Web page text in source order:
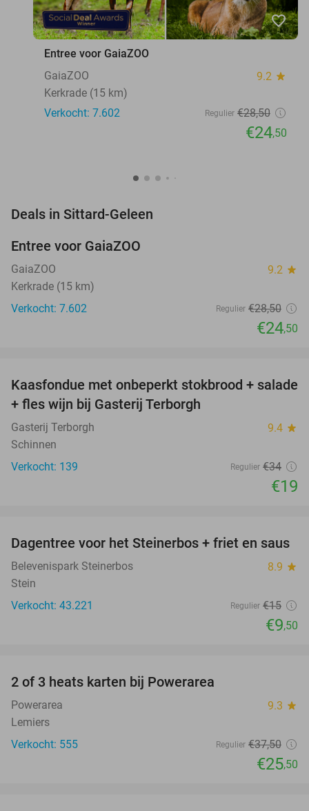
favorite_border
Entree voor GaiaZOO
GaiaZOO
9.2 star
Kerkrade (15 km)
Verkocht: 7.602
Regulier €28,50
€24,50
Deals in Sittard-Geleen
Entree voor GaiaZOO
GaiaZOO 9.2 star
Kerkrade (15 km)
Verkocht: 7.602
Regulier €28,50
€24,50
44%
Kaasfondue met onbeperkt stokbrood + salade
+ fles wijn bij Gasterij Terborgh
Gasterij Terborgh 9.4 star
Schinnen
Verkocht: 139
Regulier €34
€19
37%
Dagentree voor het Steinerbos + friet en saus
Belevenispark Steinerbos 8.9 star
Stein
Verkocht: 43.221
Regulier €15
€9,50
2 of 3 heats karten bij Powerarea
Powerarea 9.3 star
Lemiers
Verkocht: 555
Regulier €37,50
€25,50